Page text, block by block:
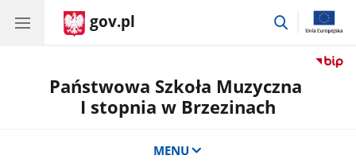
gov.pl
przejdź
Państwowa Szkoła Muzyczna
I stopnia w Brzezinach
MENU